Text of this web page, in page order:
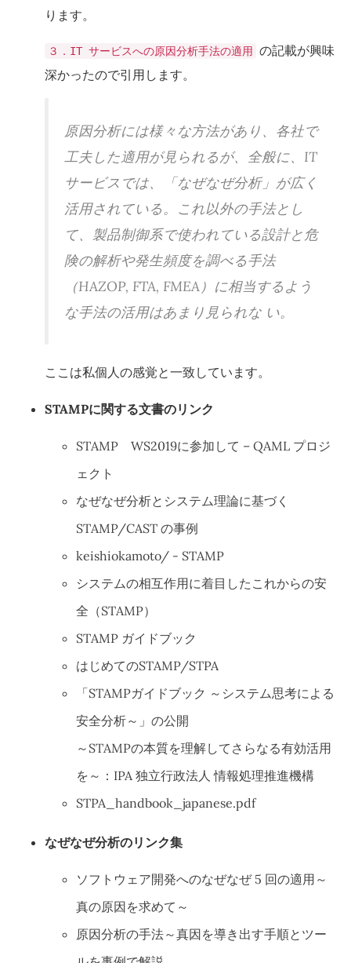
ります。
３．IT サービスへの原因分析手法の適用
の記載が興味
深かったので引用します。
原因分析には様々な方法があり、各社で
工夫した適用が見られるが、全般に、IT
サービスでは、「なぜなぜ分析」が広く
活用されている。これ以外の手法とし
て、製品制御系で使われている設計と危
険の解析や発生頻度を調べる手法
（HAZOP, FTA, FMEA）に相当するよう
な手法の活用はあまり見られな い。
ここは私個人の感覚と一致しています。
STAMPに関する文書のリンク
STAMP WS2019に参加して – QAML プロジ
ェクト
なぜなぜ分析とシステム理論に基づく
STAMP/CAST の事例
keishiokamoto/ - STAMP
システムの相互作用に着目したこれからの安
全（STAMP）
STAMP ガイドブック
はじめてのSTAMP/STPA
「STAMPガイドブック ～システム思考による
安全分析～」の公開
～STAMPの本質を理解してさらなる有効活用
を～：IPA 独立行政法人 情報処理推進機構
STPA_handbook_japanese.pdf
なぜなぜ分析のリンク集
ソフトウェア開発へのなぜなぜ 5 回の適用～
真の原因を求めて～
原因分析の手法～真因を導き出す手順とツー